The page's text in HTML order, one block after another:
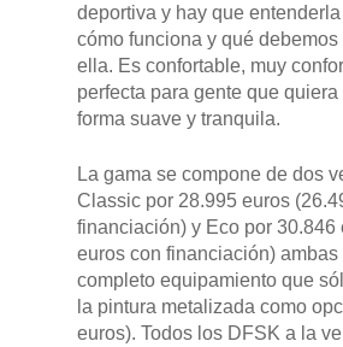
deportiva y hay que
cómo funciona y qué debemos
ella. Es confortable, muy
perfecta para gente que
forma suave y tranquila.
La gama se compone de dos
Classic por 28.995 euros
financiación) y Eco por 30.846
euros con financiación) ambas
completo equipamiento que
la pintura metalizada como
euros). Todos los DFSK a la